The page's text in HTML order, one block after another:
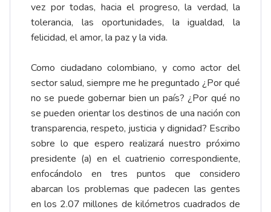
vez por todas, hacia el progreso, la verdad, la
tolerancia, las oportunidades, la igualdad, la
felicidad, el amor, la paz y la vida.
Como ciudadano colombiano, y como actor del
sector salud, siempre me he preguntado ¿Por qué
no se puede gobernar bien un país? ¿Por qué no
se pueden orientar los destinos de una nación con
transparencia, respeto, justicia y dignidad? Escribo
sobre lo que espero realizará nuestro próximo
presidente (a) en el cuatrienio correspondiente,
enfocándolo en tres puntos que considero
abarcan los problemas que padecen las gentes
en los 2.07 millones de kilómetros cuadrados de